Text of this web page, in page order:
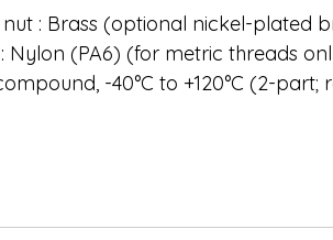
: Brass (optional nickel-plated
Nylon (PA6) (for metric threads
-40°C to +120°C (2-